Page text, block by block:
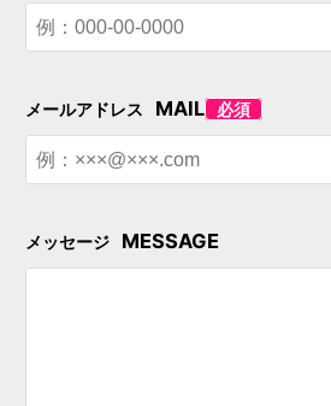
メールアドレス MAIL 必須
メッセージ MESSAGE